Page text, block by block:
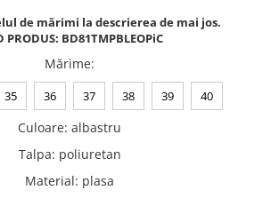
de mărimi la descrierea de mai jos.
PRODUS: BD81TMPBLEOPiC
Mărime:
35 36 37 38 39 40
Culoare: albastru
Talpa: poliuretan
Material: plasa